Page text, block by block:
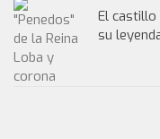
El castillo
su